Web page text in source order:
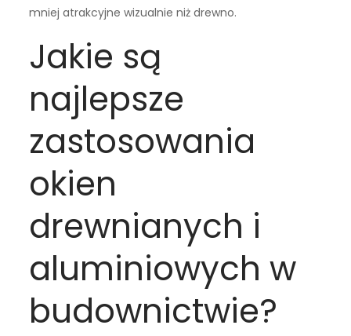
mniej atrakcyjne wizualnie niż drewno.
Jakie są
najlepsze
zastosowania
okien
drewnianych i
aluminiowych w
budownictwie?